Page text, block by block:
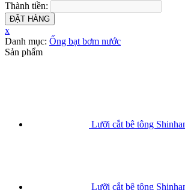
Thành tiền:
ĐẶT HÀNG
x
Danh mục: Ống bạt bơm nước
Sản phẩm
Lưỡi cắt bê tông
Lưỡi cắt bê tông